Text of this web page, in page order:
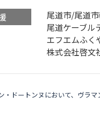
尾道市/尾道
尾道ケーブル
エフエムふく
株式会社啓文
・ドートンヌにおいて、ヴラ